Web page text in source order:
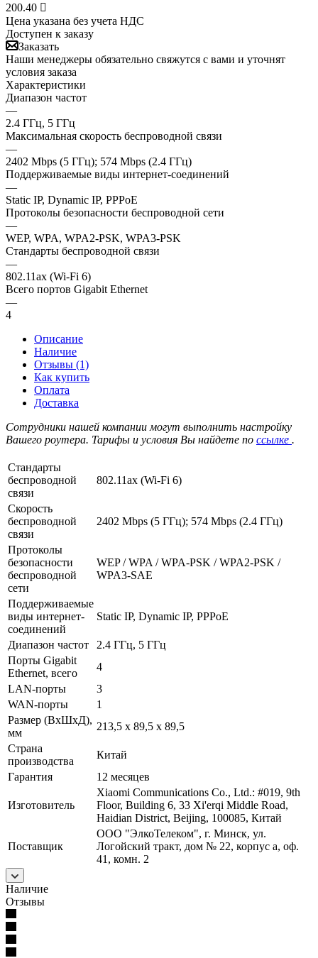
200.40 
Цена указана без учета НДС
Доступен к заказу
Заказать
Наши менеджеры обязательно свяжутся с вами и уточнят
условия заказа
Характеристики
Диапазон частот
—
2.4 ГГц, 5 ГГц
Максимальная скорость беспроводной связи
—
2402 Mbps (5 ГГц); 574 Mbps (2.4 ГГц)
Поддерживаемые виды интернет-соединений
—
Static IP, Dynamic IP, PPPoE
Протоколы безопасности беспроводной сети
—
WEP, WPA, WPA2-PSK, WPA3-PSK
Стандарты беспроводной связи
—
802.11ax (Wi-Fi 6)
Всего портов Gigabit Ethernet
—
4
Описание
Наличие
Отзывы (1)
Как купить
Оплата
Доставка
Сотрудники нашей компании могут выполнить настройку
Вашего роутера. Тарифы и условия Вы найдете по ссылке .
Стандарты
беспроводной
связи
802.11ax (Wi-Fi 6)
Скорость
беспроводной
связи
2402 Mbps (5 ГГц); 574 Mbps (2.4 ГГц)
Протоколы
безопасности
беспроводной
сети
WEP / WPA / WPA-PSK / WPA2-PSK /
WPA3-SAE
Поддерживаемые
виды интернет-
соединений
Static IP, Dynamic IP, PPPoE
Диапазон частот
2.4 ГГц, 5 ГГц
Порты Gigabit
Ethernet, всего
4
LAN-порты
3
WAN-порты
1
Размер (ВхШхД),
мм
213,5 х 89,5 х 89,5
Страна
производства
Китай
Гарантия
12 месяцев
Изготовитель
Xiaomi Communications Co., Ltd.: #019, 9th
Floor, Building 6, 33 Xi'erqi Middle Road,
Haidian District, Beijing, 100085, Китай
Поставщик
ООО "ЭлкоТелеком", г. Минск, ул.
Логойский тракт, дом № 22, корпус а, оф.
41, комн. 2
Наличие
Отзывы